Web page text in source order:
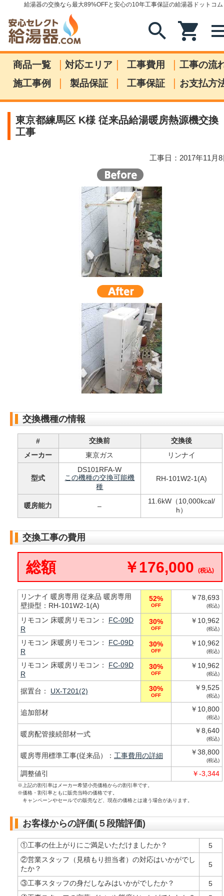
給湯器の交換なら最大89%OFFと安心の10年工事保証の給湯器ドットコム
search shopping_cart
商品一覧 | 対応エリア | 工事費用 | 工事の流
施工事例
| 製品保証 | 工事保証 | お支払方
東京都練馬区 K様 従来品給湯暖房熱源機交換
工事
工事日：2017年11月
交換機種の情報
# 交換前
交換後
メーカー
東京ガス リンナイ
型式
DS101RFA-W
この機種の交換可能機
種
RH-101W2-1(A)
暖房能力 –
11.6kW（10,000kcal/
h）
交換工事の費用
総額 ￥176,000 (税込)
リンナイ 暖房専用 従来品 暖房専用
壁掛型：RH-101W2-1(A)
52%
OFF
￥78,693
(税込)
リモコン 床暖房リモコン： FC-09D
R
30%
OFF
￥10,962
(税込)
リモコン 床暖房リモコン： FC-09D
R
30%
OFF
￥10,962
(税込)
リモコン 床暖房リモコン： FC-09D
R
30%
OFF
￥10,962
(税込)
据置台： UX-T201(2) 30%
OFF
￥9,525
(税込)
追加部材 ￥10,800
(税込)
暖房配管接続部材一式 ￥8,640
(税込)
暖房専用標準工事(従来品）： 工事費用の詳細 ￥38,800
(税込)
調整値引 ￥-3,344
※上記の割引率はメーカー希望小売価格からの割引率です。
※価格・割引率ともに販売当時の価格です。
キャンペーンやセールでの販売など、現在の価格とは違う場合があります。
お客様からの評価(５段階評価)
①工事の仕上がりにご満足いただけましたか？
5
②営業スタッフ（見積もり担当者）の対応はいかがでし
たか？
5
③工事スタッフの身だしなみはいかがでしたか？
5